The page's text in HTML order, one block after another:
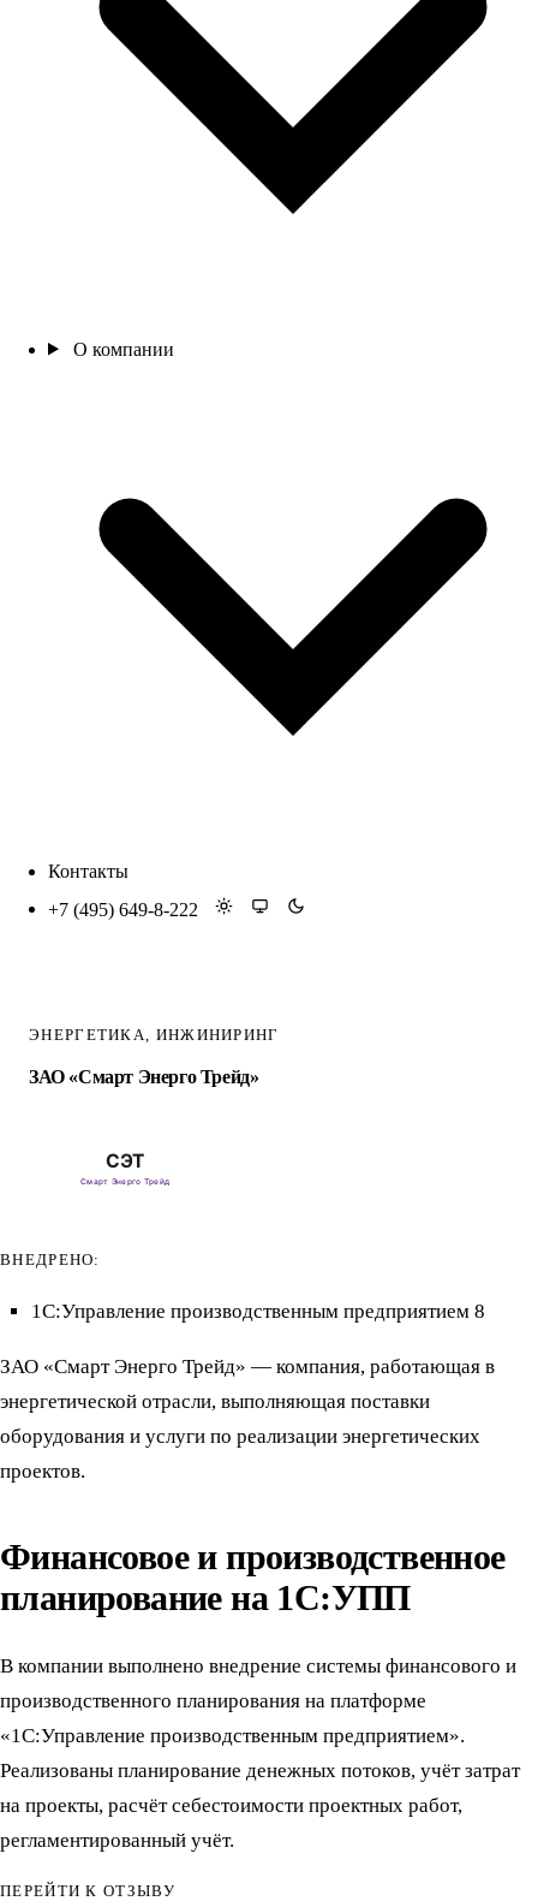
О компании
Контакты
+7 (495) 649-8-222
ЭНЕРГЕТИКА, ИНЖИНИРИНГ
ЗАО «Смарт Энерго Трейд»
ВНЕДРЕНО:
1С:Управление производственным предприятием 8
ЗАО «Смарт Энерго Трейд» — компания, работающая в
энергетической отрасли, выполняющая поставки
оборудования и услуги по реализации энергетических
проектов.
Финансовое и производственное
планирование на 1С:УПП
В компании выполнено внедрение системы финансового и
производственного планирования на платформе
«1С:Управление производственным предприятием».
Реализованы планирование денежных потоков, учёт затрат
на проекты, расчёт себестоимости проектных работ,
регламентированный учёт.
ПЕРЕЙТИ К ОТЗЫВУ